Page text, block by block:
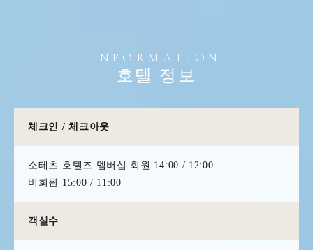
INFORMATION
호텔 정보
체크인 / 체크아웃
소테츠 호텔즈 멤버십 회원 14:00 / 12:00
비회원 15:00 / 11:00
객실수